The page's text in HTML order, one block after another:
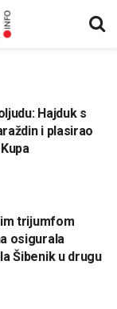
Hajduk s
i plasirao
trijumfom
osigurala
Šibenik u drugu